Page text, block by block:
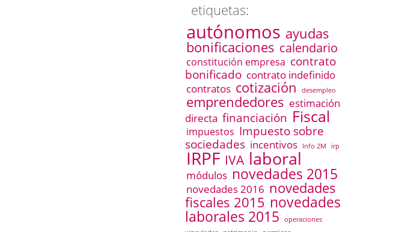
etiquetas:
autónomos ayudas
bonificaciones calendario
constitución empresa contrato
bonificado contrato indefinido
contratos cotización desempleo
emprendedores estimación
directa financiación Fiscal
impuestos Impuesto sobre
sociedades incentivos Info 2M irp
IRPF IVA laboral
módulos novedades 2015
novedades 2016 novedades
fiscales 2015 novedades
laborales 2015
operaciones